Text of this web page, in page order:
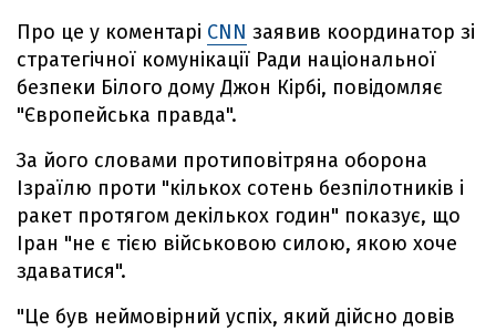
Про це у коментарі CNN заявив координатор зі
стратегічної комунікації Ради національної
безпеки Білого дому Джон Кірбі, повідомляє
"Європейська правда".
За його словами протиповітряна оборона
Ізраїлю проти "кількох сотень безпілотників і
ракет протягом декількох годин" показує, що
Іран "не є тією військовою силою, якою хоче
здаватися".
"Це був неймовірний успіх, який дійсно довів